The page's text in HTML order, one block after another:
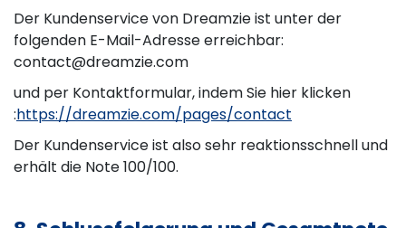
Der Kundenservice von Dreamzie ist unter der
folgenden E-Mail-Adresse erreichbar:
contact@dreamzie.com
und per Kontaktformular, indem Sie hier klicken
:https://dreamzie.com/pages/contact
Der Kundenservice ist also sehr reaktionsschnell und
erhält die Note 100/100.